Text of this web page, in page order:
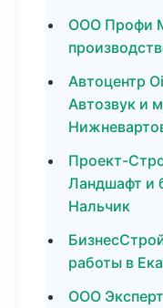
ООО Профи
Автоцентр
Автозвук и
Проект-
Ландшафт и
Нальчик
работы в
ООО